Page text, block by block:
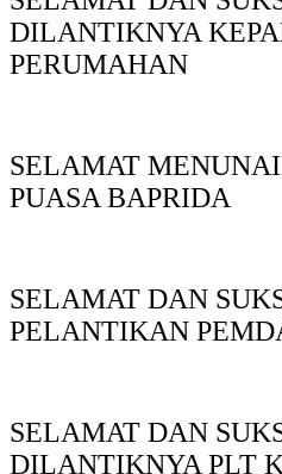
DILANTIKNYA
PERUMAHAN
SELAMAT
PUASA BAPRIDA
SELAMAT DAN
PELANTIKAN
SELAMAT DAN
DILANTIKNYA PLT